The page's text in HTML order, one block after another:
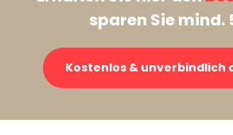
sparen Sie mind.
Kostenlos & unverbindlich